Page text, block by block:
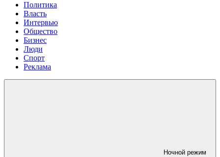
Политика
Власть
Интервью
Общество
Бизнес
Люди
Спорт
Реклама
Ночной режим